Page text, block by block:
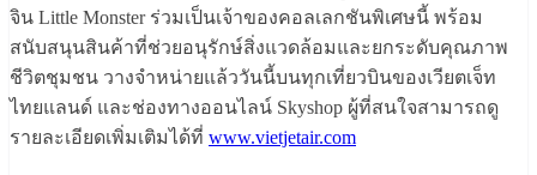
จิน Little Monster ร่วมเป็นเจ้าของคอลเลกชันพิเศษนี้ พร้อม
สนับสนุนสินค้าที่ช่วยอนุรักษ์สิ่งแวดล้อมและยกระดับคุณภาพ
ชีวิตชุมชน วางจำหน่ายแล้ววันนี้บนทุกเที่ยวบินของเวียตเจ็ท
ไทยแลนด์ และช่องทางออนไลน์ Skyshop ผู้ที่สนใจสามารถดู
รายละเอียดเพิ่มเติมได้ที่ www.vietjetair.com